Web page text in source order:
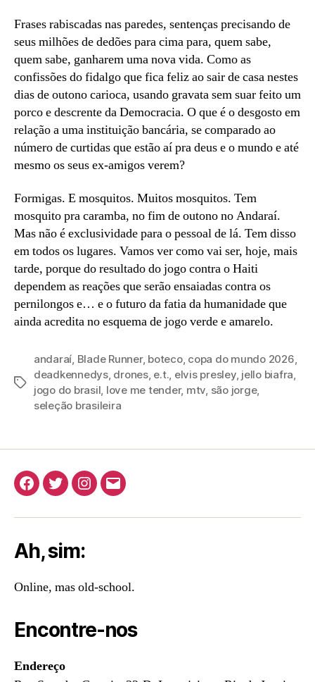
Frases rabiscadas nas paredes, sentenças precisando de
seus milhões de dedões para cima para, quem sabe,
quem sabe, ganharem uma nova vida. Como as
confissões do fidalgo que fica feliz ao sair de casa nestes
dias de outono carioca, usando gravata sem suar feito um
porco e descrente da Democracia. O que é o desgosto em
relação a uma instituição bancária, se comparado ao
número de curtidas que estão aí pra deus e o mundo e até
mesmo os seus ex-amigos verem?
Formigas. E mosquitos. Muitos mosquitos. Tem
mosquito pra caramba, no fim de outono no Andaraí.
Mas não é exclusividade para o pessoal de lá. Tem disso
em todos os lugares. Vamos ver como vai ser, hoje, mais
tarde, porque do resultado do jogo contra o Haiti
dependem as reações que serão ensaiadas contra os
pernilongos e… e o futuro da fatia da humanidade que
ainda acredita no esquema de jogo verde e amarelo.
Tags
andaraí, Blade Runner, boteco, copa do mundo 2026,
deadkennedys, drones, e.t., elvis presley, jello biafra,
jogo do brasil, love me tender, mtv, são jorge,
seleção brasileira
Facebook
TwitterInstagram
E-
Ah, sim:
Online, mas old-school.
Encontre-nos
Endereço